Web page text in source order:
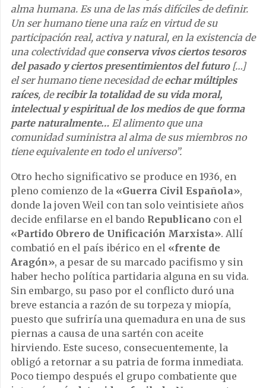
alma humana. Es una de las más difíciles de definir.
Un ser humano tiene una raíz en virtud de su
participación real, activa y natural, en la existencia de
una colectividad queconserva vivos ciertos tesoros
del pasado y ciertos presentimientos del futuro […]
el ser humano tiene necesidad deechar múltiples
raíces, derecibir la totalidad de su vida moral,
intelectual y espiritual de los medios de que forma
parte naturalmente… El alimento que una
comunidad suministra al alma de sus miembros no
tiene equivalente en todo el universo”.
Otro hecho significativo se produce en 1936, en
pleno comienzo de la «Guerra Civil Española»,
donde la joven Weil con tan solo veintisiete años
decide enfilarse en el bando Republicano con el
«Partido Obrero de Unificación Marxista». Allí
combatió en el país ibérico en el «frente de
Aragón», a pesar de su marcado pacifismo y sin
haber hecho política partidaria alguna en su vida.
Sin embargo, su paso por el conflicto duró una
breve estancia a razón de su torpeza y miopía,
puesto que sufriría una quemadura en una de sus
piernas a causa de una sartén con aceite
hirviendo. Este suceso, consecuentemente, la
obligó a retornar a su patria de forma inmediata.
Poco tiempo después el grupo combatiente que